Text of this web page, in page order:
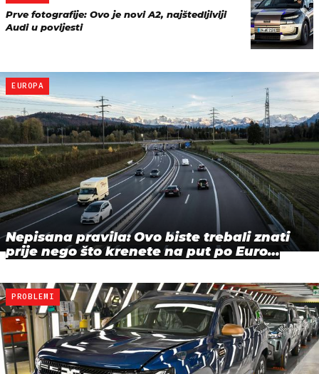
Prve fotografije: Ovo je novi A2, najštedljiviji
Audi u povijesti
EUROPA
Nepisana pravila: Ovo biste trebali znati
prije nego što krenete na put po Euro…
PROBLEMI